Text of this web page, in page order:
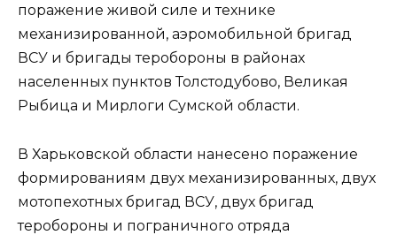
поражение живой силе и технике
механизированной, аэромобильной бригад
ВСУ и бригады теробороны в районах
населенных пунктов Толстодубово, Великая
Рыбица и Мирлоги Сумской области.
В Харьковской области нанесено поражение
формированиям двух механизированных, двух
мотопехотных бригад ВСУ, двух бригад
теробороны и пограничного отряда